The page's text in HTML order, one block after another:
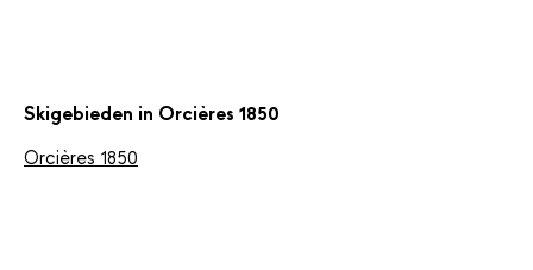
Skigebieden in Orcières 1850
Orcières 1850